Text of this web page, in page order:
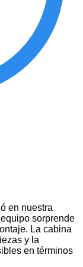
en nuestra
sorprende
La cabina
y la
en términos